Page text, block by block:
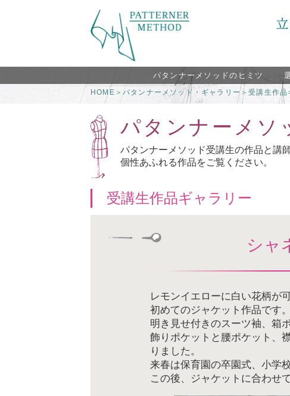
パタンナーメソッドのヒミツ
HOME ＞パタンナーメソッド・ギャラリー ＞受講生作品
パタンナーメソ
パタンナーメソッド受講生の作品と講
個性あふれる作品をご覧ください。
受講生作品ギャラリー
シャ
レモンイエローに白い花柄が
初めてのジャケット作品です。
明き見せ付きのスーツ袖、箱
飾りポケットと腰ポケット、
りました。
来春は保育園の卒園式、小学
この後、ジャケットに合わせ